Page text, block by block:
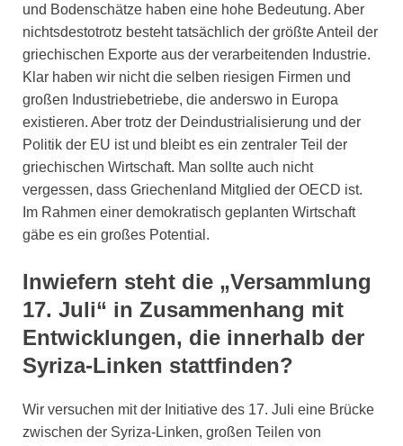
und Bodenschätze haben eine hohe Bedeutung. Aber
nichtsdestotrotz besteht tatsächlich der größte Anteil der
griechischen Exporte aus der verarbeitenden Industrie.
Klar haben wir nicht die selben riesigen Firmen und
großen Industriebetriebe, die anderswo in Europa
existieren. Aber trotz der Deindustrialisierung und der
Politik der EU ist und bleibt es ein zentraler Teil der
griechischen Wirtschaft. Man sollte auch nicht
vergessen, dass Griechenland Mitglied der OECD ist.
Im Rahmen einer demokratisch geplanten Wirtschaft
gäbe es ein großes Potential.
Inwiefern steht die „Versammlung
17. Juli“ in Zusammenhang mit
Entwicklungen, die innerhalb der
Syriza-Linken stattfinden?
Wir versuchen mit der Initiative des 17. Juli eine Brücke
zwischen der Syriza-Linken, großen Teilen von